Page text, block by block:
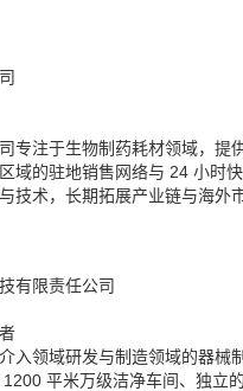
注于生物制药耗材领域，提
域的驻地销售网络与 24 小时
技术，长期拓展产业链与海
有限责任公司
入领域研发与制造领域的器械
平米万级洁净车间、独立